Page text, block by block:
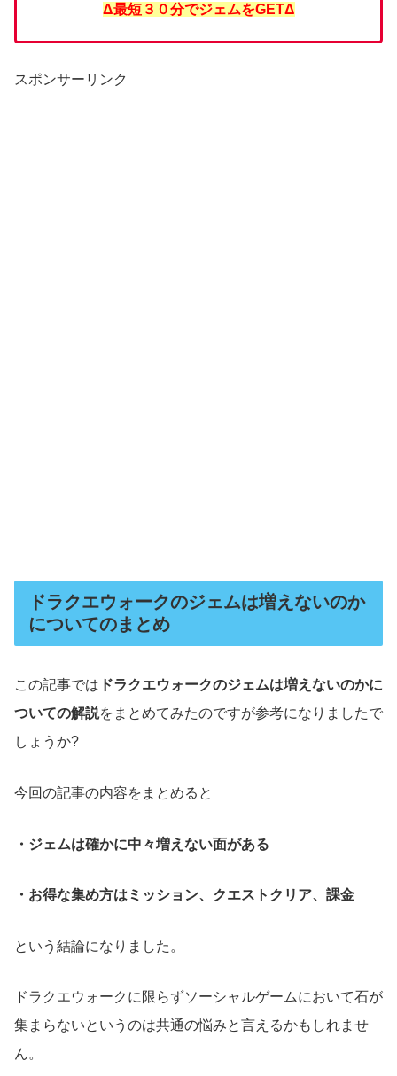
Δ最短３０分でジェムをGETΔ
スポンサーリンク
ドラクエウォークのジェムは増えないのか
についてのまとめ
この記事では ドラクエウォークのジェムは増えないのかに
ついての解説をまとめてみたのですが参考になりましたで
しょうか?
今回の記事の内容をまとめると
・ジェムは確かに中々増えない面がある
・お得な集め方はミッション、クエストクリア、課金
という結論になりました。
ドラクエウォークに限らずソーシャルゲームにおいて石が
集まらないというのは共通の悩みと言えるかもしれませ
ん。